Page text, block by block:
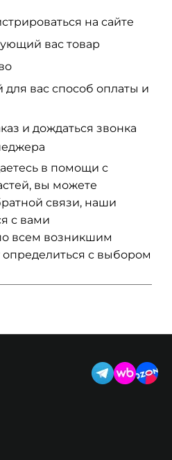
на сайте
вас товар
вас способ оплаты и
и дождаться звонка
в помощи с
вы можете
связи, наши
с вами
всем возникшим
с выбором